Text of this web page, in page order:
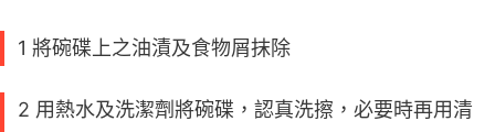
1 將碗碟上之油漬及食物屑抹除
2 用熱水及洗潔劑將碗碟，認真洗擦，必要時再用清